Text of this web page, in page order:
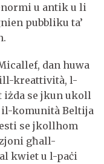
u antik u li
pubbliku ta’
dan huwa
kreattività, l-
se jkun ukoll
komunità Beltija
se jkollhom
għall-
kwiet u l-paċi